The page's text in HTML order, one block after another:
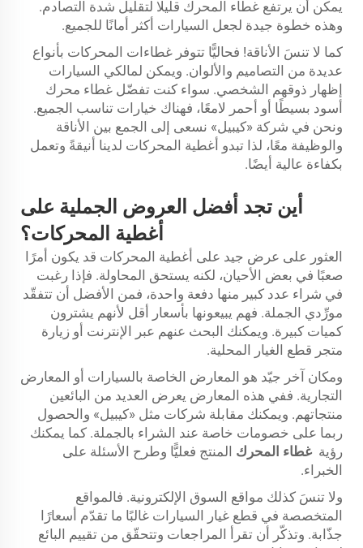
يمكن أن يرتفع غطاء المحرك قليلًا لتقليل شدة التصادم.
وهذه خطوة جيدة لجعل السيارات أكثر أمانًا للجميع.
كما لا تنسَ الأناقة! فحاليًّا تتوفر غطاءات المحركات بأنواع
عديدة من التصاميم والألوان. ويمكن لمالكي السيارات
إظهار ذوقهم الشخصي. سواء كنت تفضّل غطاء محرك
أسود بسيطًا أو أحمر لامعًا، فهناك خيارات تناسب الجميع.
ونحن في شركة «كيبيل» نسعى إلى الجمع بين الأناقة
والوظيفة معًا، لذا تبدو أغطية المحركات لدينا أنيقةً وتعمل
بكفاءة عالية أيضًا.
أين تجد أفضل العروض الجملية على
أغطية المحركات؟
العثور على عرض جيد على أغطية المحركات قد يكون أمرًا
صعبًا في بعض الأحيان، لكنه يستحق المحاولة. فإذا رغبت
في شراء عدد كبير منها دفعة واحدة، فمن الأفضل أن تتفقّد
مورِّدي الجملة. فهم يبيعونها بأسعار أقل لأنهم يشترون
كميات كبيرة. ويمكنك البحث عنهم عبر الإنترنت أو زيارة
متجر قطع الغيار المحلية.
ومكان آخر جيّد هو المعارض الخاصة بالسيارات أو المعارض
التجارية. ففي هذه المعارض يعرض العديد من البائعين
منتجاتهم. ويمكنك مقابلة شركات مثل «كيبيل» والحصول
ربما على خصومات خاصة عند الشراء بالجملة. كما يمكنك
رؤية غطاء المحرك المنتج فعليًّا وطرح الأسئلة على
الخبراء.
ولا تنسَ كذلك مواقع السوق الإلكترونية. فالمواقع
المتخصصة في قطع غيار السيارات غالبًا ما تقدّم أسعارًا
جذّابة. وتذكّر أن تقرأ المراجعات وتتحقّق من تقييم البائع